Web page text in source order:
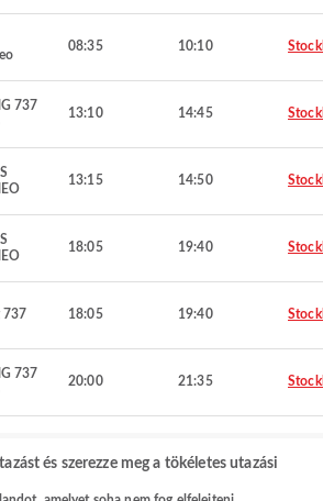
08:35 10:10
737
13:10 14:45
13:15 14:50
18:05 19:40
737 18:05 19:40
737
20:00 21:35
és szerezze meg a tökéletes utazási